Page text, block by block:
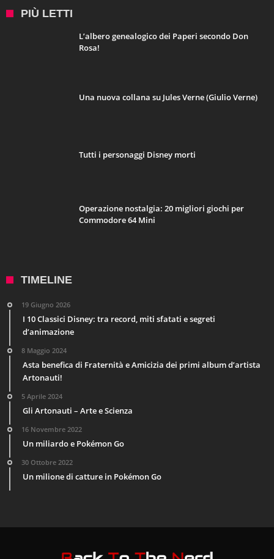
PIÙ LETTI
L’albero genealogico dei Paperi secondo Don
Rosa!
Una nuova collana su Jules Verne (Giulio Verne)
Tutti i personaggi Disney morti
Operazione nostalgia: 20 migliori giochi per
Commodore 64 Mini
TIMELINE
19 Giugno 2026
I 10 Classici Disney: tra record, miti sfatati e segreti
d’animazione
8 Maggio 2024
Asta benefica di Fraternità e Amicizia dei primi album d’artista
Artonauti!
5 Aprile 2024
Gli Artonauti – Arte e Scienza
16 Novembre 2022
Un miliardo e Pokémon Go
30 Ottobre 2022
Un milione di catture in Pokémon Go